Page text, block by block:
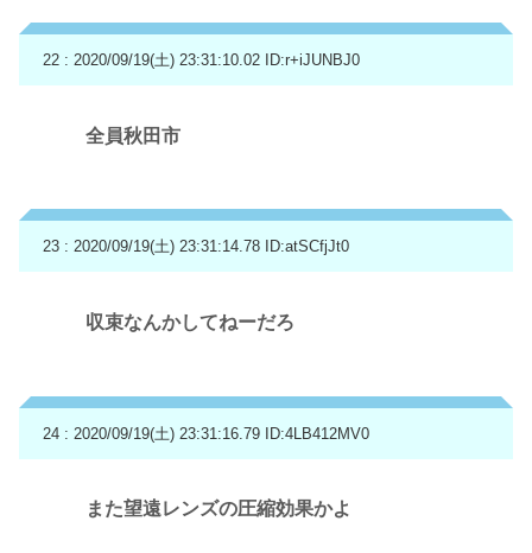
22 : 2020/09/19(土) 23:31:10.02 ID:r+iJUNBJ0
全員秋田市
23 : 2020/09/19(土) 23:31:14.78 ID:atSCfjJt0
収束なんかしてねーだろ
24 : 2020/09/19(土) 23:31:16.79 ID:4LB412MV0
また望遠レンズの圧縮効果かよ